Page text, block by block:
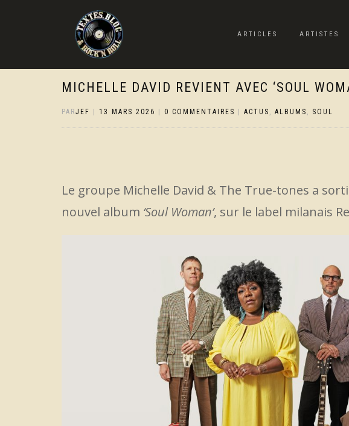
ARTICLES ARTISTES
MICHELLE DAVID REVIENT AVEC ‘SOUL
PARJEF 13 MARS 2026 0 COMMENTAIRES ACTUS , ALBUMS , SOUL
Le groupe Michelle David & The True-tones a
nouvel album ‘Soul Woman’, sur le label milanais